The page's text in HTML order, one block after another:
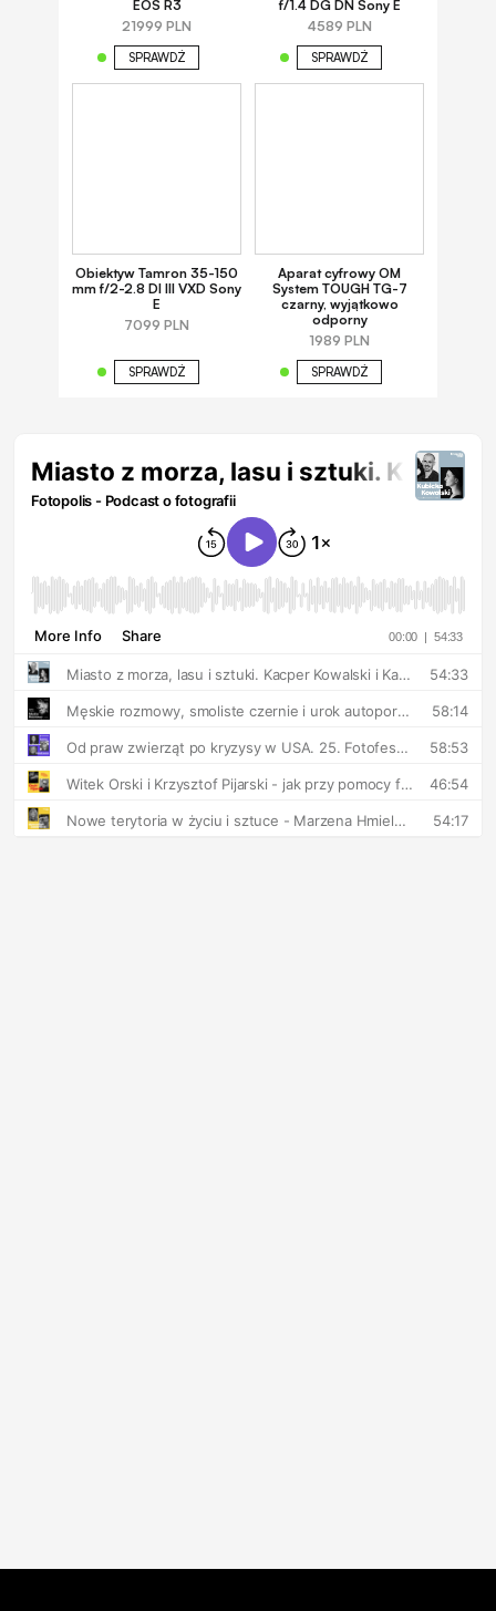
EOS R3
21999 PLN
SPRAWDŹ
f/1.4 DG DN Sony E
4589 PLN
SPRAWDŹ
Obiektyw Tamron 35-150
mm f/2-2.8 DI III VXD Sony
E
7099 PLN
SPRAWDŹ
Aparat cyfrowy OM
System TOUGH TG-7
czarny, wyjątkowo
odporny
1989 PLN
SPRAWDŹ